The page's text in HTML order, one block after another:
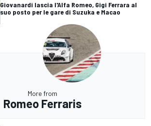
Giovanardi lascia l'Alfa Romeo, Gigi Ferrara al
suo posto per le gare di Suzuka e Macao
More from
Romeo Ferraris